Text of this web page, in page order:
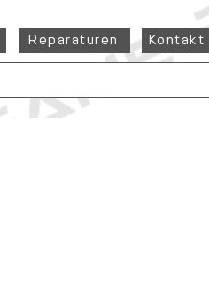
Reparaturen Kontakt